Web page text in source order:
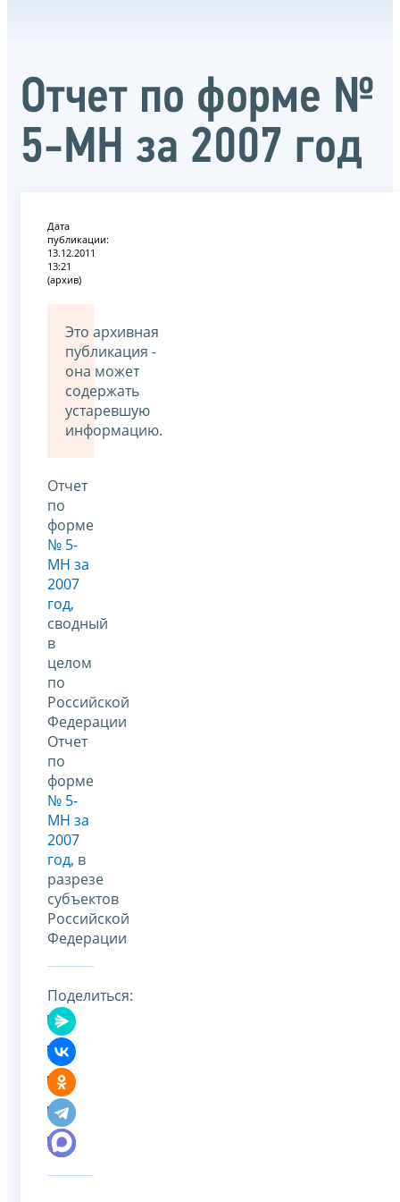
Отчет по форме №
5-МН за 2007 год
Дата
публикации:
13.12.2011
13:21
(архив)
Это архивная
публикация -
она может
содержать
устаревшую
информацию.
Отчет
по
форме
№ 5-
МН за
2007
год,
сводный
в
целом
по
Российской
Федерации
Отчет
по
форме
№ 5-
МН за
2007
год, в
разрезе
субъектов
Российской
Федерации
Поделиться: